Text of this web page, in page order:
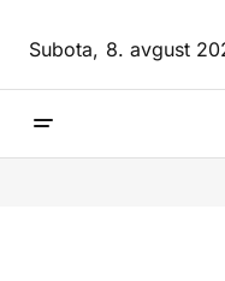
Subota,8. avgust